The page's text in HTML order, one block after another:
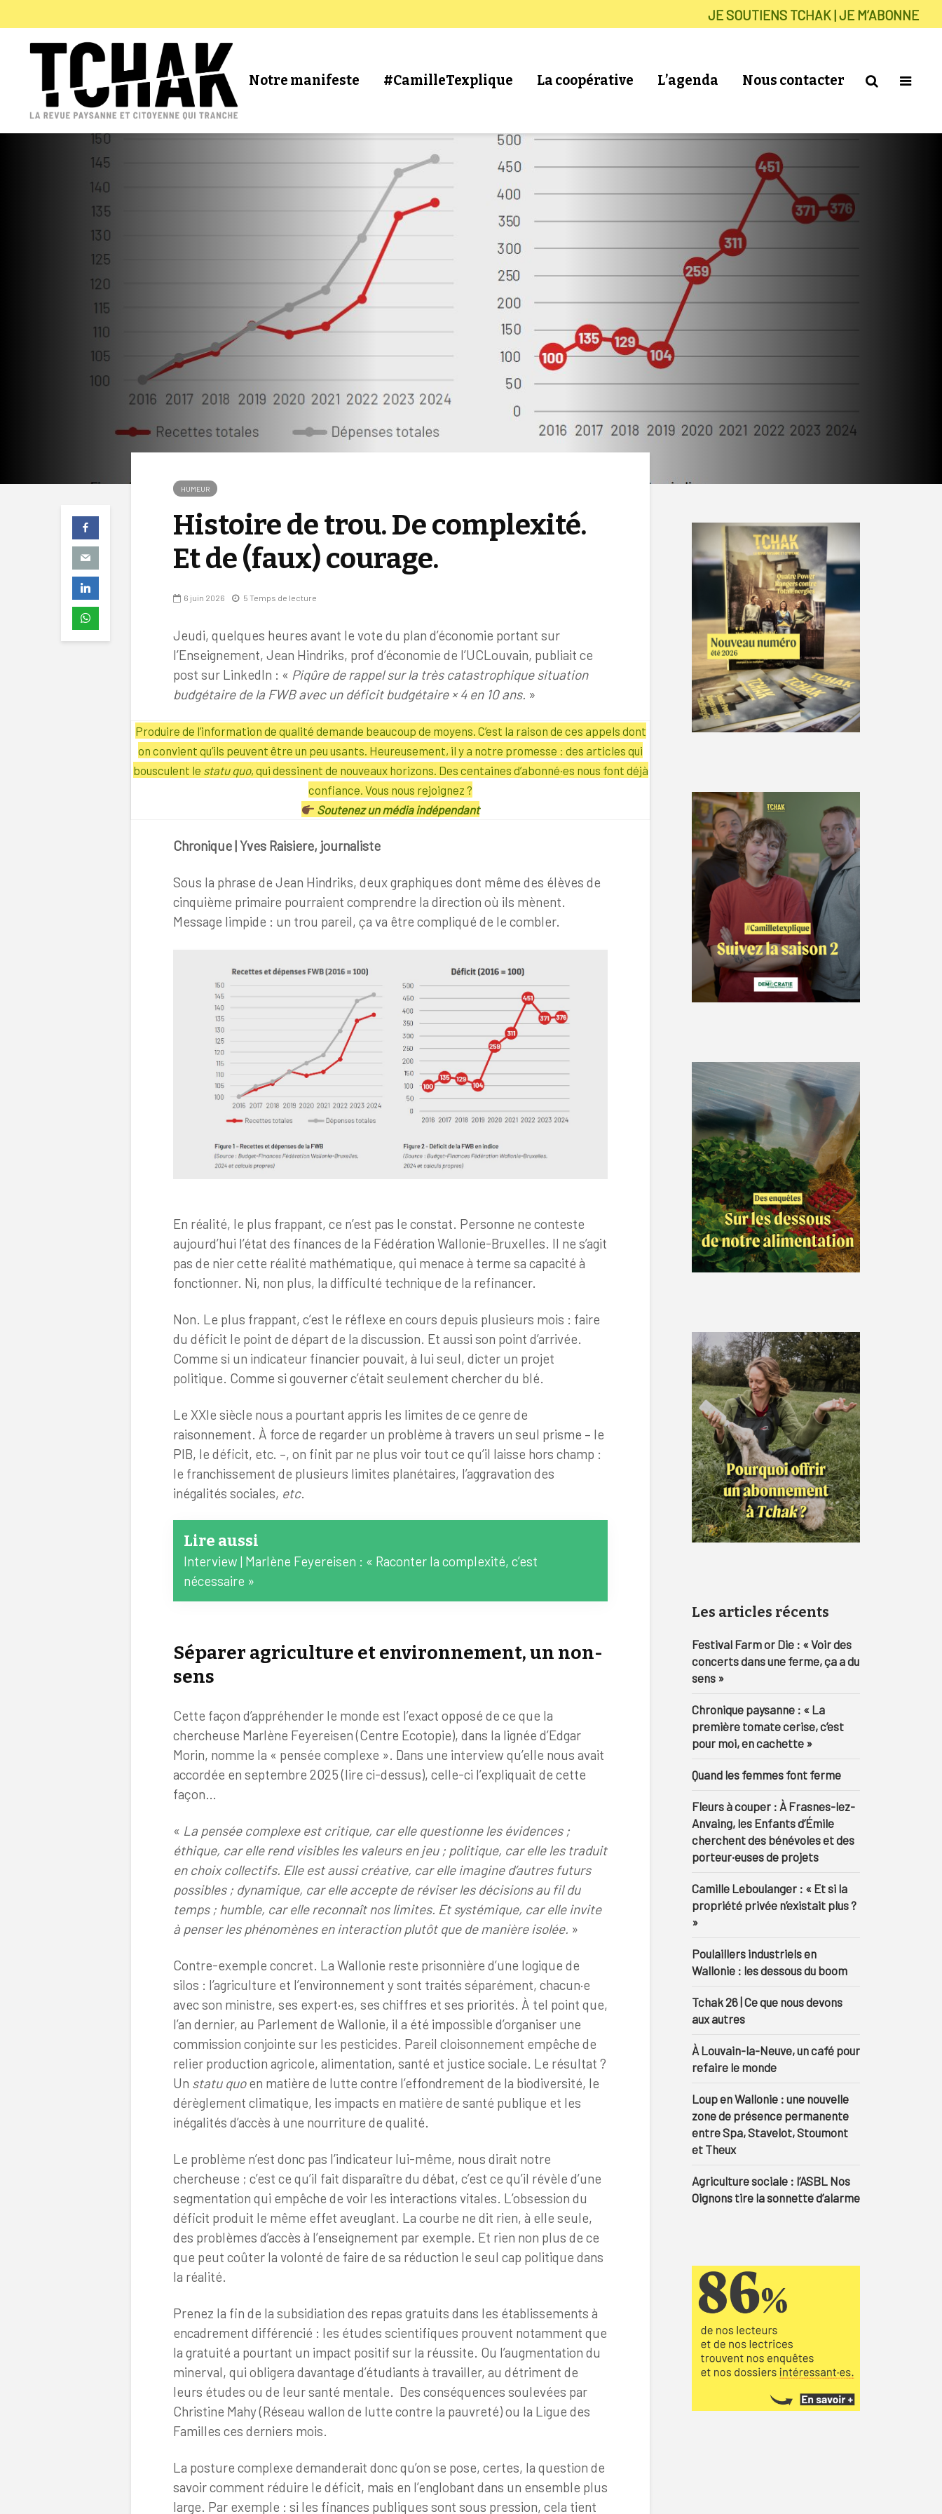
JE SOUTIENS TCHAK | JE M’ABONNE
Notre manifeste #CamilleTexplique La coopérative L’agenda Nous contacter
HUMEUR
Histoire de trou. De complexité.
Et de (faux) courage.
6 juin 2026 5 Temps de lecture
Jeudi, quelques heures avant le vote du plan d’économie portant sur
l’Enseignement, Jean Hindriks, prof d’économie de l’UCLouvain, publiait ce
post sur LinkedIn : « Piqûre de rappel sur la très catastrophique situation
budgétaire de la FWB avec un déficit budgétaire × 4 en 10 ans. »
Produire de l’information de qualité demande beaucoup de moyens. C’est la raison de ces appels dont
on convient qu’ils peuvent être un peu usants. Heureusement, il y a notre promesse : des articles qui
bousculent le statu quo, qui dessinent de nouveaux horizons. Des centaines d’abonné·es nous font déjà
confiance. Vous nous rejoignez ?
Soutenez un média indépendant
Chronique | Yves Raisiere, journaliste
Sous la phrase de Jean Hindriks, deux graphiques dont même des élèves de
cinquième primaire pourraient comprendre la direction où ils mènent.
Message limpide : un trou pareil, ça va être compliqué de le combler.
En réalité, le plus frappant, ce n’est pas le constat. Personne ne conteste
aujourd’hui l’état des finances de la Fédération Wallonie-Bruxelles. Il ne s’agit
pas de nier cette réalité mathématique, qui menace à terme sa capacité à
fonctionner. Ni, non plus, la difficulté technique de la refinancer.
Non. Le plus frappant, c’est le réflexe en cours depuis plusieurs mois : faire
du déficit le point de départ de la discussion. Et aussi son point d’arrivée.
Comme si un indicateur financier pouvait, à lui seul, dicter un projet
politique. Comme si gouverner c’était seulement chercher du blé.
Le XXIe siècle nous a pourtant appris les limites de ce genre de
raisonnement. À force de regarder un problème à travers un seul prisme – le
PIB, le déficit, etc. –, on finit par ne plus voir tout ce qu’il laisse hors champ :
le franchissement de plusieurs limites planétaires, l’aggravation des
inégalités sociales, etc.
Lire aussi
Interview | Marlène Feyereisen : « Raconter la complexité, c’est
nécessaire »
Séparer agriculture et environnement, un non-
sens
Cette façon d’appréhender le monde est l’exact opposé de ce que la
chercheuse Marlène Feyereisen (Centre Ecotopie), dans la lignée d’Edgar
Morin, nomme la « pensée complexe ». Dans une interview qu’elle nous avait
accordée en septembre 2025 (lire ci-dessus), celle-ci l’expliquait de cette
façon…
« La pensée complexe est critique, car elle questionne les évidences ;
éthique, car elle rend visibles les valeurs en jeu ; politique, car elle les traduit
en choix collectifs. Elle est aussi créative, car elle imagine d’autres futurs
possibles ; dynamique, car elle accepte de réviser les décisions au fil du
temps ; humble, car elle reconnaît nos limites. Et systémique, car elle invite
à penser les phénomènes en interaction plutôt que de manière isolée. »
Contre-exemple concret. La Wallonie reste prisonnière d’une logique de
silos : l’agriculture et l’environnement y sont traités séparément, chacun·e
avec son ministre, ses expert·es, ses chiffres et ses priorités. À tel point que,
l’an dernier, au Parlement de Wallonie, il a été impossible d’organiser une
commission conjointe sur les pesticides. Pareil cloisonnement empêche de
relier production agricole, alimentation, santé et justice sociale. Le résultat ?
Un statu quoen matière de lutte contre l’effondrement de la biodiversité, le
dérèglement climatique, les impacts en matière de santé publique et les
inégalités d’accès à une nourriture de qualité.
Le problème n’est donc pas l’indicateur lui-même, nous dirait notre
chercheuse ; c’est ce qu’il fait disparaître du débat, c’est ce qu’il révèle d’une
segmentation qui empêche de voir les interactions vitales. L’obsession du
déficit produit le même effet aveuglant. La courbe ne dit rien, à elle seule,
des problèmes d’accès à l’enseignement par exemple. Et rien non plus de ce
que peut coûter la volonté de faire de sa réduction le seul cap politique dans
la réalité.
Prenez la fin de la subsidiation des repas gratuits dans les établissements à
encadrement différencié : les études scientifiques prouvent notamment que
la gratuité a pourtant un impact positif sur la réussite. Ou l’augmentation du
minerval, qui obligera davantage d’étudiants à travailler, au détriment de
leurs études ou de leur santé mentale. Des conséquences soulevées par
Christine Mahy (Réseau wallon de lutte contre la pauvreté) ou la Ligue des
Familles ces derniers mois.
La posture complexe demanderait donc qu’on se pose, certes, la question de
savoir comment réduire le déficit, mais en l’englobant dans un ensemble plus
large. Par exemple : si les finances publiques sont sous pression, cela tient
Les articles récents
Festival Farm or Die : « Voir des
concerts dans une ferme, ça a du
sens »
Chronique paysanne : « La
première tomate cerise, c’est
pour moi, en cachette »
Quand les femmes font ferme
Fleurs à couper : À Frasnes-lez-
Anvaing, les Enfants d’Émile
cherchent des bénévoles et des
porteur·euses de projets
Camille Leboulanger : « Et si la
propriété privée n’existait plus ?
»
Poulaillers industriels en
Wallonie : les dessous du boom
Tchak 26 | Ce que nous devons
aux autres
À Louvain-la-Neuve, un café pour
refaire le monde
Loup en Wallonie : une nouvelle
zone de présence permanente
entre Spa, Stavelot, Stoumont
et Theux
Agriculture sociale : l’ASBL Nos
Oignons tire la sonnette d’alarme